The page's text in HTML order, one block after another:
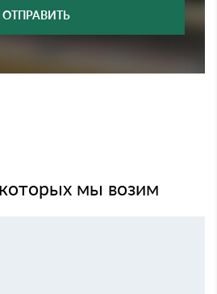
ОТПРАВИТЬ
мы возим